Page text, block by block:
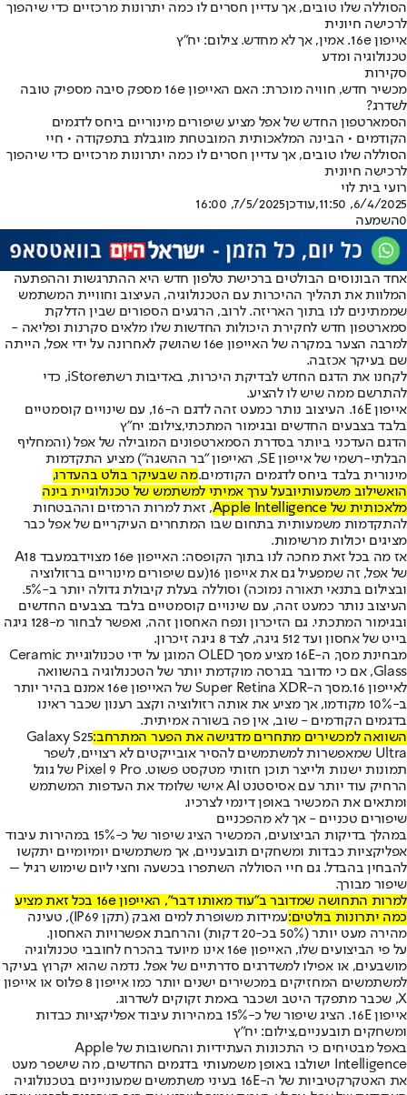
הסוללה שלו טובים, אך עדיין חסרים לו כמה יתרונות מרכזיים כדי שיהפוך
לרכישה חיונית
אייפון 16e. אמין, אך לא מחדש. צילום: יח"ץ
טכנולוגיה ומדע
סקירות
מכשיר חדש, חוויה מוכרת: האם האייפון 16e מספק סיבה מספיק טובה
לשדרג?
הסמארטפון החדש של אפל מציע שיפורים מינוריים ביחס לדגמים
הקודמים • הבינה המלאכותית המובטחת מוגבלת בתפקודה • חיי
הסוללה שלו טובים, אך עדיין חסרים לו כמה יתרונות מרכזיים כדי שיהפוך
לרכישה חיונית
רועי בית לוי
6/4/2025, 11:50
,עודכן7/5/2025, 16:00
0השמעה
אחד הבונוסים הבולטים ברכישת טלפון חדש היא ההתרגשות וההפתעה
המלוות את תהליך ההיכרות עם הטכנולוגיה, העיצוב וחוויית המשתמש
שממתינים לנו בתוך האריזה. לרוב, הרגעים הספורים שבין הדלקת
סמארטפון חדש לחקירת היכולות החדשות שלו מלאים סקרנות ופליאה -
למרבה הצער במקרה של האייפון 16e שהושק לאחרונה על ידי אפל, הייתה
שם בעיקר אכזבה.
לקחנו את הדגם החדש לבדיקת היכרות, באדיבות רשתiStore, כדי
להתרשם ממה שיש לו להציע.
אייפון 16E. העיצוב נותר כמעט זהה לדגם ה-16, עם שינויים קוסמטיים
בלבד בצבעים החדשים ובגימור המתכתי,צילום: יח"ץ
הדגם העדכני ביותר בסדרת הסמארטפונים המובילה של אפל (והמחליף
הבלתי-רשמי של אייפון SE, האייפון "בר ההשגה") מציע התקדמות
מינורית בלבד ביחס לדגמים הקודמים.מה שבעיקר בולט בהעדרו,
הואשילוב משמעותיובעל ערך אמיתי למשתמש של טכנולוגיית בינה
מלאכותית של Apple Intelligence
, זאת למרות הרמזים וההבטחות
להתקדמות משמעותית בתחום שבו המתחרים העיקריים של אפל כבר
מציגים יכולות מרשימות.
אז מה בכל זאת מחכה לנו בתוך הקופסה: האייפון 16e מצויד
במעבד A18
של אפל, זה שמפעיל גם את אייפון 16
(עם שיפורים מינוריים ברזולוציה
ובצילום בתנאי תאורה נמוכה) וסוללה בעלת קיבולת גדולה יותר ב-5%.
העיצוב נותר כמעט זהה, עם שינויים קוסמטיים בלבד בצבעים החדשים
ובגימור המתכתי
. גם הזיכרון ונפח האחסון זהה, ואפשר לבחור מ-128 גיגה
בייט של אחסון ועד 512 גיגה, לצד 8 גיגה זיכרון.
מבחינת מסך, ה-16E מציע מסך OLED המוגן על ידי טכנולוגיית Ceramic
Glass, אם כי מדובר בגרסה מוקדמת יותר של הטכנולוגיה בהשוואה
לאייפון 16.
מסך ה-Super Retina XDR של האייפון 16e אמנם בהיר יותר
ב-10% מקודמו, אך מציע את אותה רזולוציה וקצב רענון שכבר ראינו
בדגמים הקודמים - שוב, אין פה בשורה אמיתית.
השוואה למכשירים מתחרים מדגישה את הפער המתרחב:Galaxy S25
Ultra שמאפשרות למשתמשים להסיר אובייקטים לא רצויים, לשפר
תמונות ישנות ולייצר תוכן חזותי מטקסט פשוט. Pixel 9 Pro של גוגל
הרחיק עוד יותר עם אסיסטנט AI אישי שלומד את העדפות המשתמש
ומתאים את המכשיר באופן דינמי לצרכיו.
שיפורים טכניים - אך לא מהפכניים
במהלך בדיקות הביצועים, המכשיר הציג שיפור של כ-15% במהירות עיבוד
אפליקציות כבדות ומשחקים תובעניים, אך משתמשים יומיומיים יתקשו
להבחין בהבדל. גם חיי הסוללה השתפרו בכשעה וחצי ליום שימוש רגיל –
שיפור מבורך.
למרות התחושה שמדובר ב"עוד מאותו דבר", האייפון 16e בכל זאת מציע
כמה יתרונות בולטים:
עמידות משופרת למים ואבק (תקן IP69), טעינה
מהירה מעט יותר (50% בכ-20 דקות) והרחבת אפשרויות האחסון.
על פי הביצועים שלו, האייפון 16e אינו מיועד בהכרח לחובבי טכנולוגיה
מושבעים, או אפילו למשדרגים סדרתיים של אפל. נדמה שהוא יקרוץ בעיקר
למשתמשים המחזיקים במכשירים ישנים יותר כמו אייפון 8 פלוס או אייפון
X, שכבר מתפקד היטב ושכבר באמת זקוקים לשדרוג.
אייפון 16E. הציג שיפור של כ-15% במהירות עיבוד אפליקציות כבדות
ומשחקים תובעניים,צילום: יח"ץ
באפל מבטיחים כי התכונות העתידיות והחשובות של Apple
Intelligence ישולבו באופן משמעותי בדגמים החדשים, מה שישפר מעט
את האטקרקטיביות של ה-16E בעיני משתמשים שמעוניינים בטכנולוגיה